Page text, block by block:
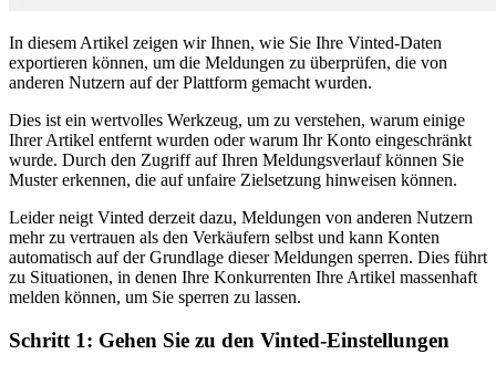
In diesem Artikel zeigen wir Ihnen, wie Sie Ihre Vinted-Daten
exportieren können, um die Meldungen zu überprüfen, die von
anderen Nutzern auf der Plattform gemacht wurden.
Dies ist ein wertvolles Werkzeug, um zu verstehen, warum einige
Ihrer Artikel entfernt wurden oder warum Ihr Konto eingeschränkt
wurde. Durch den Zugriff auf Ihren Meldungsverlauf können Sie
Muster erkennen, die auf unfaire Zielsetzung hinweisen können.
Leider neigt Vinted derzeit dazu, Meldungen von anderen Nutzern
mehr zu vertrauen als den Verkäufern selbst und kann Konten
automatisch auf der Grundlage dieser Meldungen sperren. Dies führt
zu Situationen, in denen Ihre Konkurrenten Ihre Artikel massenhaft
melden können, um Sie sperren zu lassen.
Schritt 1: Gehen Sie zu den Vinted-Einstellungen